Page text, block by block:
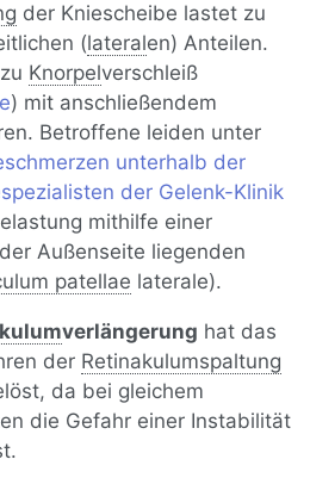
der Kniescheibe lastet zu
(lateralen) Anteilen.
Knorpelverschleiß
) mit anschließendem
Betroffene leiden unter
unterhalb der
der Gelenk-Klinik
mithilfe einer
Außenseite liegenden
patellae laterale).
verlängerung hat das
der Retinakulumspaltung
da bei gleichem
die Gefahr einer Instabilität